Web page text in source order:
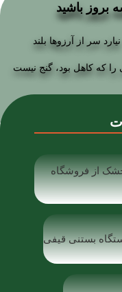
بروز باشید
نیارد سر از آرزوها بلند
که کاهل بود، گنج نیست
خشک از فروشگاه
بستنی قیفی